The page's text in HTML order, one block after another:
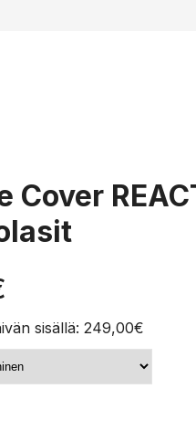
Cover
sisällä:249,00€